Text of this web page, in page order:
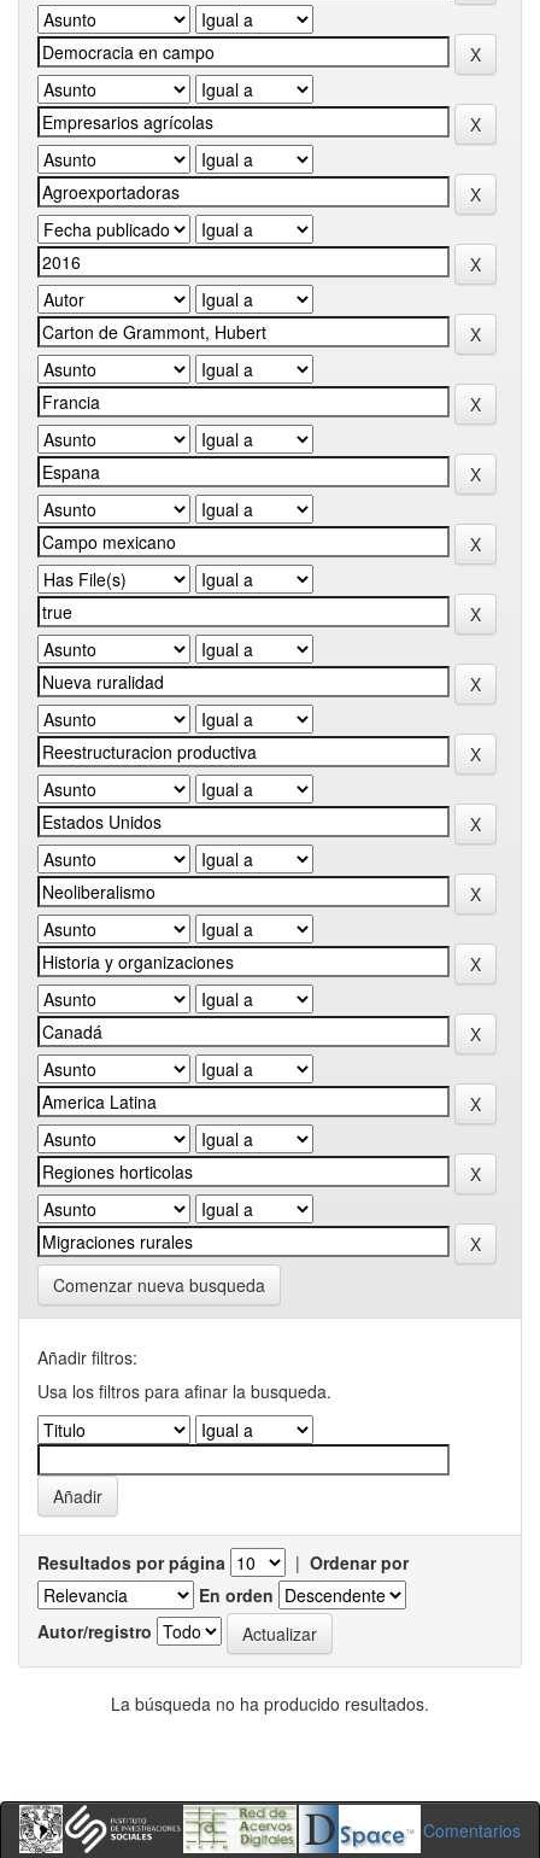
Comenzar nueva busqueda
Añadir filtros:
Usa los filtros para afinar la busqueda.
Resultados por página | Ordenar por
En orden
Autor/registro
La búsqueda no ha producido resultados.
Comentarios